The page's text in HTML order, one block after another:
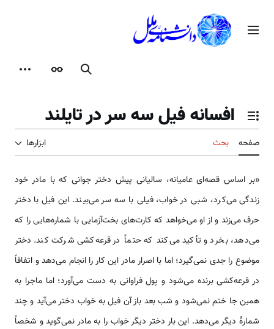
محتوامنوی اصلی
جستجوظاهر
تغییر وضعیت فهرست محتویات
افسانه فیل سه سر در تایلند
صفحه بحث ابزارها
«بر اساس قصه‌ای عامیانه، سالیانی پیش دختر جوانی که با مادر خود
زندگی می‌کرد، شبی در خواب، فیلی با سه سر می‌بیند. این فیل با دختر
حرف می‌زند و از او می‌خواهد که کارت‌های بخت‌آزمایی با شماره‌هایی را که
می‌دهد، بخرد و تأکید می‌کند که حتماً در قرعه‌کشی شرکت کند. دختر
موضوع را جدی نمی‌گیرد؛ اما با اصرار مادر این کار را انجام می‌دهد و اتفاقاً
در قرعه‌کشی برنده می‌شود و پول فراوانی به دست می‌آورد؛ اما ماجرا به
همین جا ختم نمی‌شود و شب بعد باز آن فیل به خواب دختر می‌آید و چند
شمارهٔ دیگر می‌دهد. این بار دختر دیگر خواب را به مادر نمی‌گوید و شخصاً